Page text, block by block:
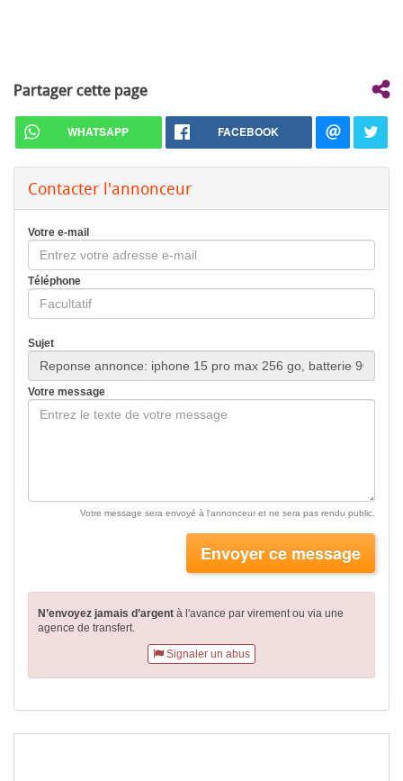
Partager cette page
WHATSAPP FACEBOOK
Contacter l'annonceur
Votre e-mail
Téléphone
Sujet
Votre message
Votre message sera envoyé à l'annonceur et ne sera pas rendu public.
Envoyer ce message
N’envoyez jamais d’argent à l'avance par virementou via une
agence de transfert.
Signaler un abus